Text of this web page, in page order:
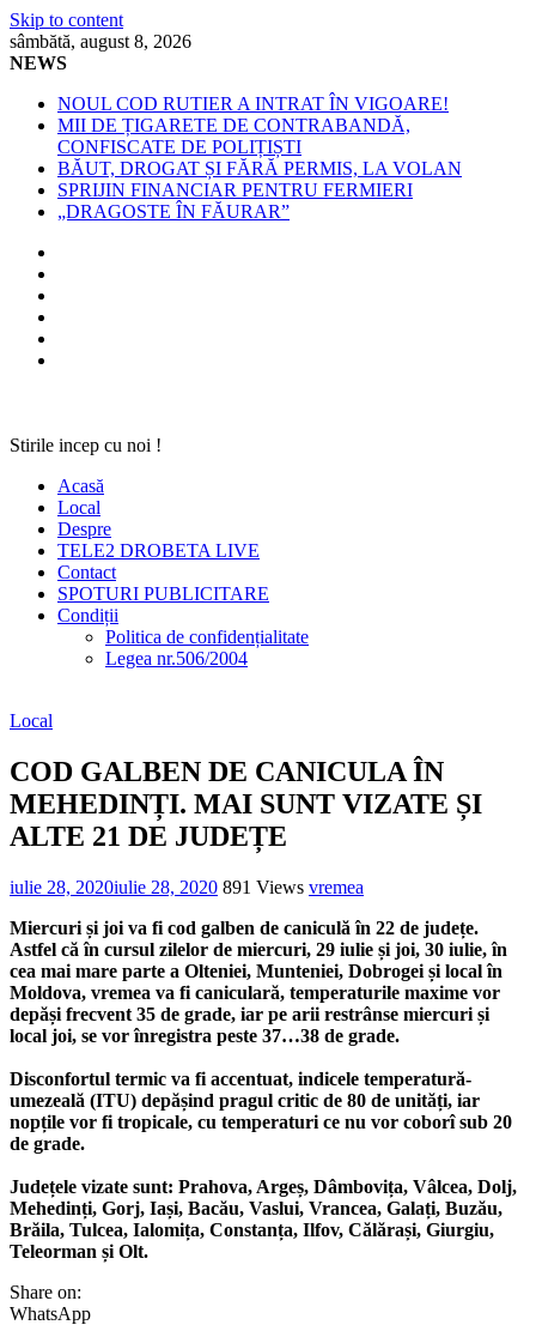
Skip to content
sâmbătă, august 8, 2026
NEWS
NOUL COD RUTIER A INTRAT ÎN VIGOARE!
MII DE ȚIGARETE DE CONTRABANDĂ,
CONFISCATE DE POLIȚIȘTI
BĂUT, DROGAT ȘI FĂRĂ PERMIS, LA VOLAN
SPRIJIN FINANCIAR PENTRU FERMIERI
„DRAGOSTE ÎN FĂURAR”
Stirile incep cu noi !
Acasă
Local
Despre
TELE2 DROBETA LIVE
Contact
SPOTURI PUBLICITARE
Condiții
Politica de confidențialitate
Legea nr.506/2004
Local
COD GALBEN DE CANICULA ÎN
MEHEDINȚI. MAI SUNT VIZATE ȘI
ALTE 21 DE JUDEȚE
iulie 28, 2020iulie 28, 2020 891 Views vremea
Miercuri și joi va fi cod galben de caniculă în 22 de județe.
Astfel că în cursul zilelor de miercuri, 29 iulie și joi, 30 iulie, în
cea mai mare parte a Olteniei, Munteniei, Dobrogei și local în
Moldova, vremea va fi caniculară, temperaturile maxime vor
depăși frecvent 35 de grade, iar pe arii restrânse miercuri și
local joi, se vor înregistra peste 37…38 de grade.
Disconfortul termic va fi accentuat, indicele temperatură-
umezeală (ITU) depășind pragul critic de 80 de unități, iar
nopțile vor fi tropicale, cu temperaturi ce nu vor coborî sub 20
de grade.
Județele vizate sunt: Prahova, Argeș, Dâmbovița, Vâlcea, Dolj,
Mehedinți, Gorj, Iași, Bacău, Vaslui, Vrancea, Galați, Buzău,
Brăila, Tulcea, Ialomița, Constanța, Ilfov, Călărași, Giurgiu,
Teleorman și Olt.
Share on:
WhatsApp